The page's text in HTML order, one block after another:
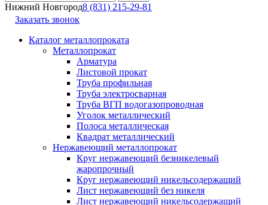
Нижний Новгород8 (831) 215-29-81
Заказать звонок
Каталог металлопроката
Металлопрокат
Арматура
Листовой прокат
Труба профильная
Труба электросварная
Труба ВГП водогазопроводная
Уголок металлический
Полоса металлическая
Квадрат металлический
Нержавеющий металлопрокат
Круг нержавеющий безникелевый
жаропрочный
Круг нержавеющий никельсодержащий
Лист нержавеющий без никеля
Лист нержавеющий никельсодержащий